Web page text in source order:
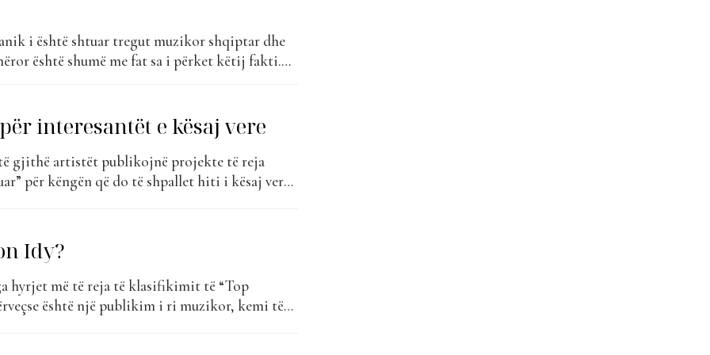
i është shtuar tregut muzikor shqiptar dhe
është shumë me fat sa i përket këtij fakti.
interesantët e kësaj vere
të gjithë artistët publikojnë projekte të reja
për këngën që do të shpallet hiti i kësaj vere.
Idy?
hyrjet më të reja të klasifikimit të “Top
është një publikim i ri muzikor, kemi të